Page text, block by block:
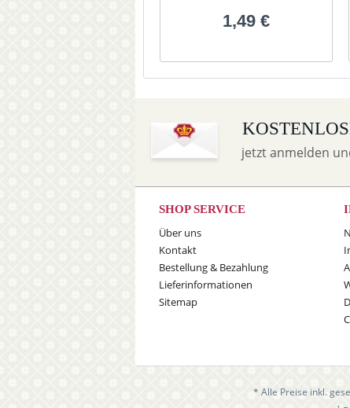
1,49 €
jetzt anmelden
SHOP SERVICE
Über uns
Kontakt
Bestellung & Bezahlung
Lieferinformationen
Sitemap
* Alle Preise inkl.